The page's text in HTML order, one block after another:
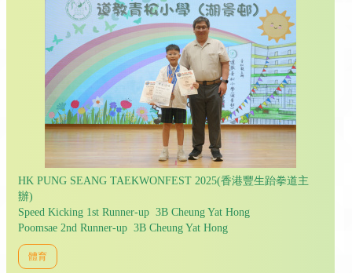
HK PUNG SEANG TAEKWONFEST 2025(香港豐生跆拳道主
辦)
Speed Kicking 1st Runner-up 3B Cheung Yat Hong
Poomsae 2nd Runner-up 3B Cheung Yat Hong
體育